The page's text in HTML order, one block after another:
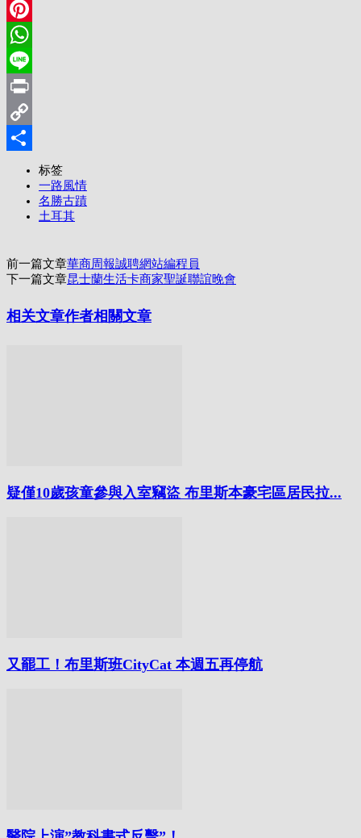
LinkedIn
Pinterest
WhatsApp
Line
Print
Copy
标签
一路風情
名勝古蹟
土耳其
前一篇文章華商周報誠聘網站編程員
下一篇文章昆士蘭生活卡商家聖誕聯誼晚會
相关文章作者相關文章
疑僅10歲孩童參與入室竊盜 布里斯本豪宅區居民拉...
又罷工！布里斯班CityCat 本週五再停航